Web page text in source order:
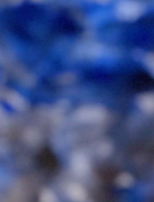
теб?
си и накрая ще